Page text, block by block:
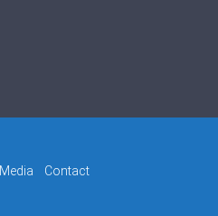
Media Contact